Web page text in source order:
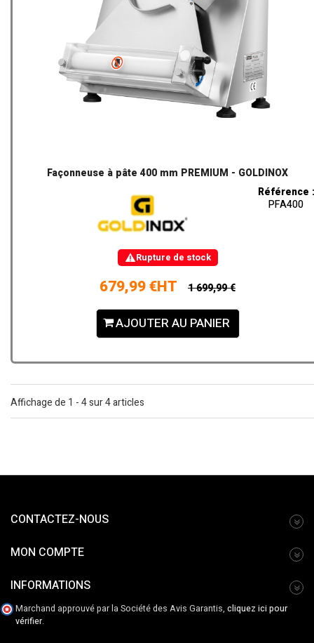
Façonneuse à pâte 400 mm PREMIUM - GOLDINOX
Référence :
PFA400
Rupture de stock
679,99 €HT 1 699,99 €
AJOUTER AU PANIER
Affichage de 1 - 4 sur 4 articles
CONTACTEZ-NOUS
MON COMPTE
INFORMATIONS
Marchand approuvé par la Société des Avis Garantis, cliquez ici pour
vérifier.